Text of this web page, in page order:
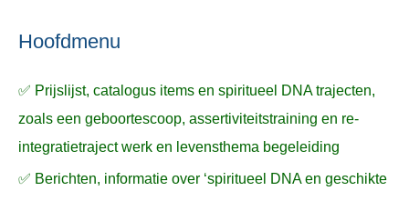
na
r
:
Hoofdmenu
✅ Prijslijst, catalogus items en spiritueel DNA trajecten,
zoals een geboortescoop, assertiviteitstraining en re-
integratietraject werk en levensthema begeleiding
✅ Berichten, informatie over ‘spiritueel DNA en geschikte
n